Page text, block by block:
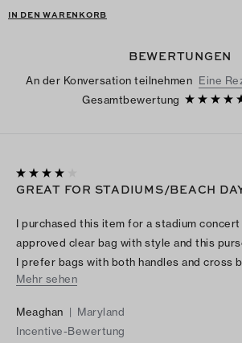
IN DEN WARENKORB
BEWERTUNGEN
An der Konversation teilnehmen Eine
Gesamtbewertung
GREAT FOR STADIUMS/BEACH
I purchased this item for a stadium concert
approved clear bag with style and this
I prefer bags with both handles and cross
hold multiple items and this bag did just
Mehr sehen
Meaghan | Maryland
Incentive-Bewertung